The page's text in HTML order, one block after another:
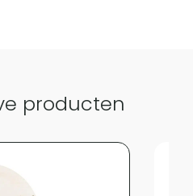
producten